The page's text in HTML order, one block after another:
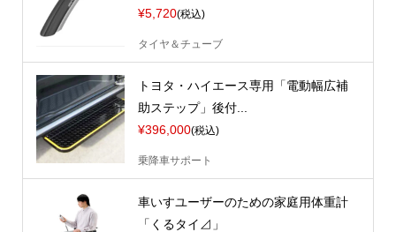
¥5,720(税込)
タイヤ＆チューブ
トヨタ・ハイエース専用「電動幅広補
助ステップ」後付...
¥396,000(税込)
乗降車サポート
車いすユーザーのための家庭用体重計
「くるタイ⊿」